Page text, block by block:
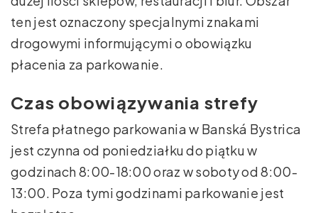
ten jest oznaczony specjalnymi znakami
drogowymi informującymi o obowiązku
płacenia za parkowanie.
Czas obowiązywania strefy
Strefa płatnego parkowania w Banská Bystrica
jest czynna od poniedziałku do piątku w
godzinach 8:00-18:00 oraz w soboty od 8:00-
13:00. Poza tymi godzinami parkowanie jest